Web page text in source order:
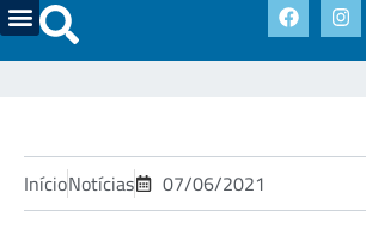
InícioNotícias 07/06/2021